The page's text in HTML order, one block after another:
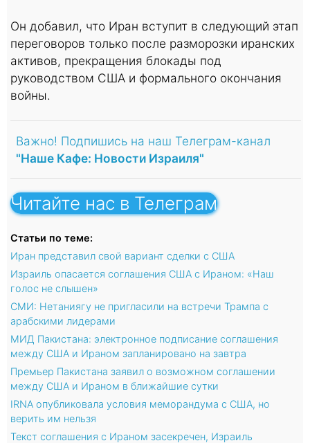
Он добавил, что Иран вступит в следующий этап
переговоров только после разморозки иранских
активов, прекращения блокады под
руководством США и формального окончания
войны.
Важно! Подпишись на наш Телеграм-канал
"Наше Кафе: Новости Израиля"
Читайте нас в Телеграм
Статьи по теме:
Иран представил свой вариант сделки с США
Израиль опасается соглашения США с Ираном: «Наш
голос не слышен»
СМИ: Нетаниягу не пригласили на встречи Трампа с
арабскими лидерами
МИД Пакистана: электронное подписание соглашения
между США и Ираном запланировано на завтра
Премьер Пакистана заявил о возможном соглашении
между США и Ираном в ближайшие сутки
IRNA опубликовала условия меморандума с США, но
верить им нельзя
Текст соглашения с Ираном засекречен, Израиль